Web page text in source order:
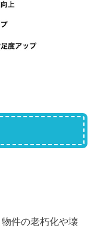
件の老朽化や壊